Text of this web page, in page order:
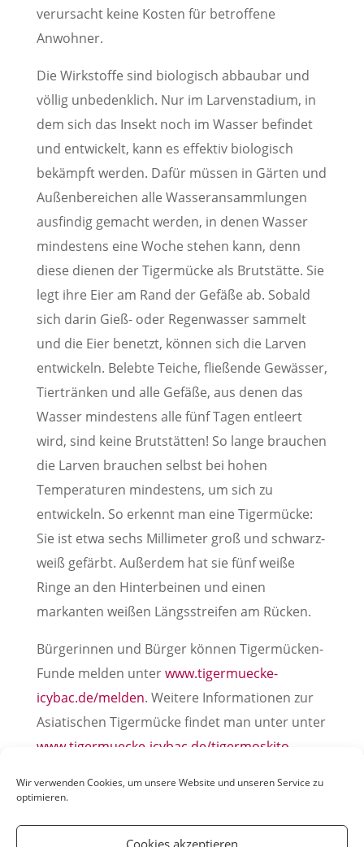
Wir verwenden Cookies, um unsere Website und unseren Service zu
optimieren.
Cookies akzeptieren
verursacht keine Kosten für betroffene
Anwohner.
Die Wirkstoffe sind biologisch abbaubar und
völlig unbedenklich. Nur im Larvenstadium, in
dem sich das Insekt noch im Wasser befindet
und entwickelt, kann es effektiv biologisch
bekämpft werden. Dafür müssen in Gärten und
Außenbereichen alle Wasseransammlungen
ausfindig gemacht werden, in denen Wasser
mindestens eine Woche stehen kann, denn
diese dienen der Tigermücke als Brutstätte. Sie
legt ihre Eier am Rand der Gefäße ab. Sobald
sich darin Gieß- oder Regenwasser sammelt
und die Eier benetzt, können sich die Larven
entwickeln. Belebte Teiche, fließende Gewässer,
Tiertränken und alle Gefäße, aus denen das
Wasser mindestens alle fünf Tagen entleert
wird, sind keine Brutstätten! So lange brauchen
die Larven brauchen selbst bei hohen
Temperaturen mindestens, um sich zu
entwickeln. So erkennt man eine Tigermücke:
Sie ist etwa sechs Millimeter groß und schwarz-
weiß gefärbt. Außerdem hat sie fünf weiße
Ringe an den Hinterbeinen und einen
markanten weißen Längsstreifen am Rücken.
Bürgerinnen und Bürger können Tigermücken-
Funde melden unterwww.tigermuecke-
icybac.de/melden. Weitere Informationen zur
Asiatischen Tigermücke findet man unter unter
www.tigermuecke-icybac.de/tigermoskito
Pressemitteilung der Stadt Weinheim, 12. Mai 2023